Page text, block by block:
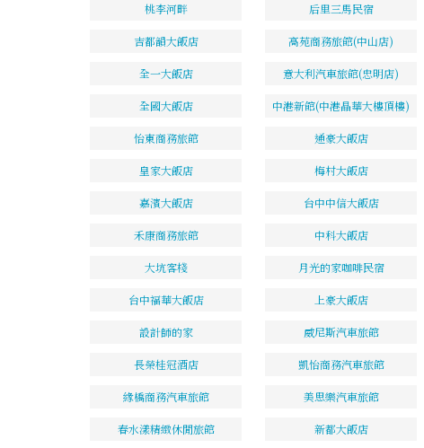
桃李河畔 后里三馬民宿
吉都韻大飯店 高苑商務旅館(中山店)
全一大飯店 意大利汽車旅館(忠明店)
全國大飯店 中港新館(中港晶華大樓頂樓)
怡東商務旅館 通豪大飯店
皇家大飯店 梅村大飯店
嘉濱大飯店 台中中信大飯店
禾康商務旅館 中科大飯店
大坑客棧 月光的家咖啡民宿
台中福華大飯店 上豪大飯店
設計師的家 威尼斯汽車旅館
長榮桂冠酒店 凱怡商務汽車旅館
緣橋商務汽車旅館 美思樂汽車旅館
春水漾精緻休閒旅館 新都大飯店